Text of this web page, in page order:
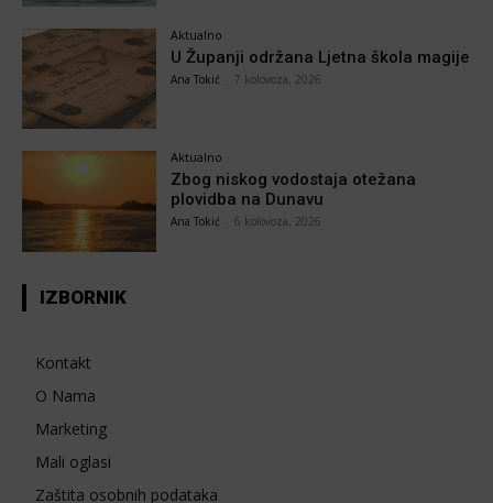
Aktualno
U Županji održana Ljetna škola magije
Ana Tokić 7 kolovoza, 2026
Aktualno
Zbog niskog vodostaja otežana
plovidba na Dunavu
Ana Tokić 6 kolovoza, 2026
IZBORNIK
Kontakt
O Nama
Marketing
Mali oglasi
Zaštita osobnih podataka